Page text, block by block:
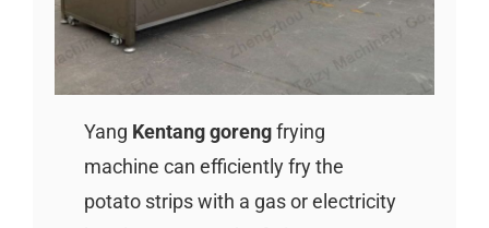
Yang Kentang gorengfrying
machine can efficiently fry the
potato strips with a gas or electricity